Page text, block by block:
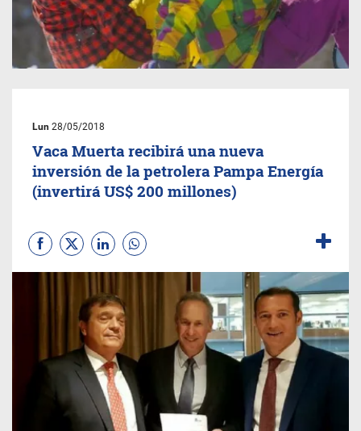
Lun 28/05/2018
Vaca Muerta recibirá una nueva
inversión de la petrolera Pampa Energía
(invertirá US$ 200 millones)